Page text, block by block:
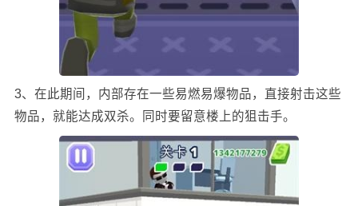
3、在此期间，内部存在一些易燃易爆物品，直接射击这些
物品，就能达成双杀。同时要留意楼上的狙击手。